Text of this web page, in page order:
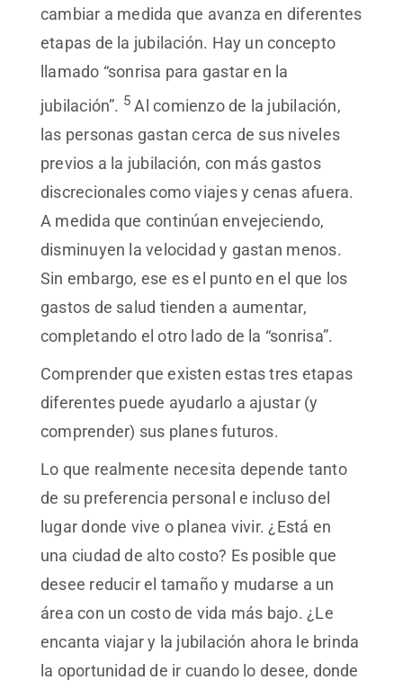
cambiar a medida que avanza en diferentes
etapas de la jubilación. Hay un concepto
llamado “sonrisa para gastar en la
jubilación”. 5 Al comienzo de la jubilación,
las personas gastan cerca de sus niveles
previos a la jubilación, con más gastos
discrecionales como viajes y cenas afuera.
A medida que continúan envejeciendo,
disminuyen la velocidad y gastan menos.
Sin embargo, ese es el punto en el que los
gastos de salud tienden a aumentar,
completando el otro lado de la “sonrisa”.
Comprender que existen estas tres etapas
diferentes puede ayudarlo a ajustar (y
comprender) sus planes futuros.
Lo que realmente necesita depende tanto
de su preferencia personal e incluso del
lugar donde vive o planea vivir. ¿Está en
una ciudad de alto costo? Es posible que
desee reducir el tamaño y mudarse a un
área con un costo de vida más bajo. ¿Le
encanta viajar y la jubilación ahora le brinda
la oportunidad de ir cuando lo desee, donde